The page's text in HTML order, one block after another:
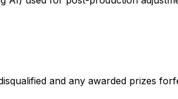
and any awarded prizes